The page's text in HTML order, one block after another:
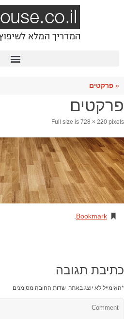
« פרקטים
פרקטים
Full size is 728 × 220 pixels
Bookmark
.
כתיבת תגובה
האימייל לא יוצג באתר. שדות החובה מסומנים *